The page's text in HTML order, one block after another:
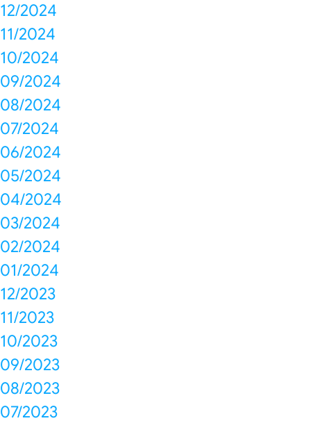
12/2024
11/2024
10/2024
09/2024
08/2024
07/2024
06/2024
05/2024
04/2024
03/2024
02/2024
01/2024
12/2023
11/2023
10/2023
09/2023
08/2023
07/2023